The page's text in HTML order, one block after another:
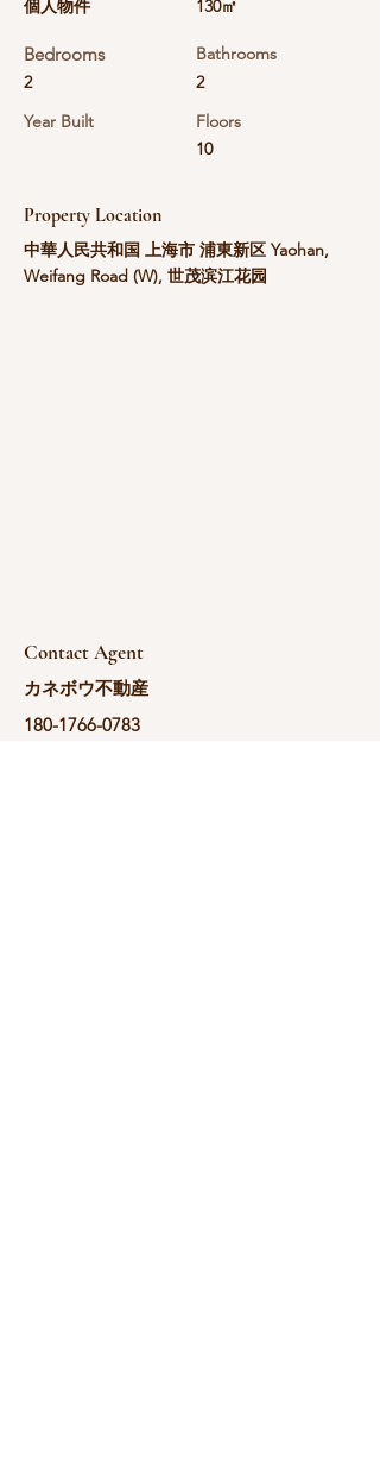
個人物件
Bedrooms
2
Year Built
130㎡
Bathrooms
2
Floors
10
Property Location
中華人民共和国 上海市 浦東新区 Yaohan,
Weifang Road (W), 世茂滨江花园
Contact Agent
カネボウ不動産
180-1766-0783